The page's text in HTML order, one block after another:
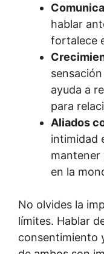
hablar
fortalece
ayuda a
para
Aliados
intimidad
mantener
en la
No olvides la
límites. Hablar
consentimiento